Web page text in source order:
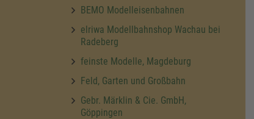
BEMO Modelleisenbahnen
elriwa Modellbahnshop Wachau bei
Radeberg
feinste Modelle, Magdeburg
Feld, Garten und Großbahn
Gebr. Märklin & Cie. GmbH,
Göppingen